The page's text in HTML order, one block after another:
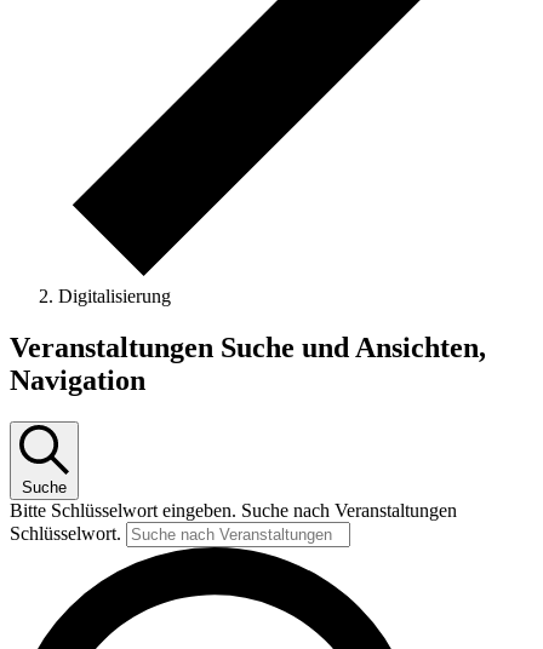
Digitalisierung
Veranstaltungen
Veranstaltungen Suche und Ansichten,
Navigation
Suche
Bitte Schlüsselwort eingeben. Suche nach Veranstaltungen
Schlüsselwort.